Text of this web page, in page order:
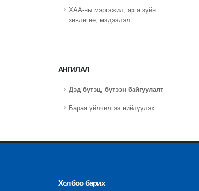
ХАА-ны мэргэжил, арга зүйн
зөвлөгөө, мэдээлэл
АНГИЛАЛ
Дэд бүтэц, бүтээн байгуулалт
Бараа үйлчилгээ нийлүүлэх
Холбоо барих